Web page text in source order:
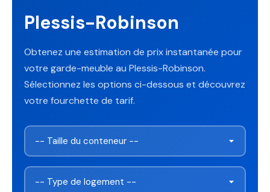
Plessis-Robinson
Obtenez une estimation de prix instantanée pour
votre garde-meuble au Plessis-Robinson.
Sélectionnez les options ci-dessous et découvrez
votre fourchette de tarif.